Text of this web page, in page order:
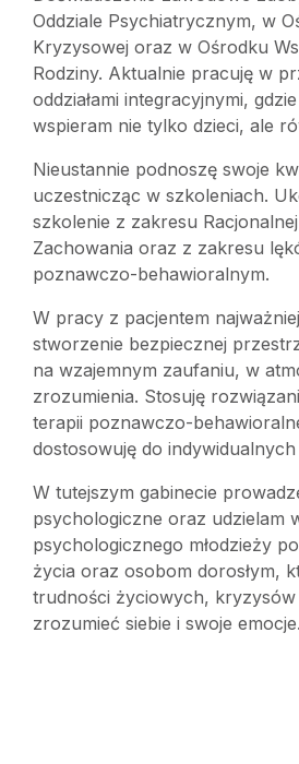
Oddziale Psychiatrycznym, w
Kryzysowej oraz w Ośrodku
Rodziny. Aktualnie pracuję w
oddziałami integracyjnymi,
wspieram nie tylko dzieci, ale
Nieustannie podnoszę swoje
uczestnicząc w szkoleniach.
szkolenie z zakresu
Zachowania oraz z zakresu
poznawczo-behawioralnym.
W pracy z pacjentem
stworzenie bezpiecznej
na wzajemnym zaufaniu, w
zrozumienia. Stosuję
terapii poznawczo-
dostosowuję do
W tutejszym gabinecie
psychologiczne oraz udzielam
psychologicznego młodzieży
życia oraz osobom dorosłym,
trudności życiowych, kryzysów
zrozumieć siebie i swoje emocje.